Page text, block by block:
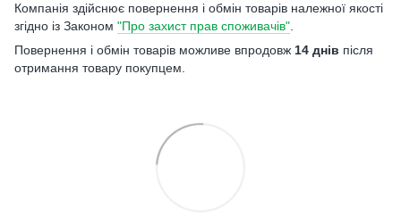
Компанія здійснює повернення і обмін товарів належної якості
згідно із Законом "Про захист прав споживачів".
Повернення і обмін товарів можливе впродовж 14 днів після
отримання товару покупцем.